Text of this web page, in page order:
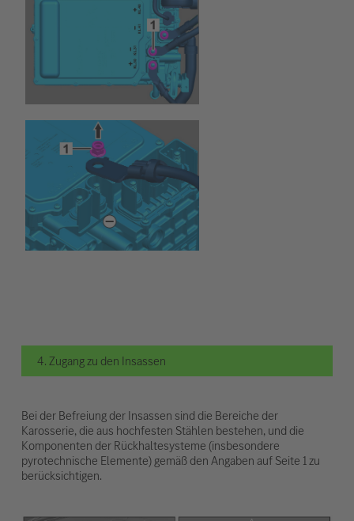
4. Zugang zu den Insassen
Bei der Befreiung der Insassen sind die Bereiche der
Karosserie, die aus hochfesten Stählen bestehen, und die
Komponenten der Rückhaltesysteme (insbesondere
pyrotechnische Elemente) gemäß den Angaben auf Seite 1 zu
berücksichtigen.